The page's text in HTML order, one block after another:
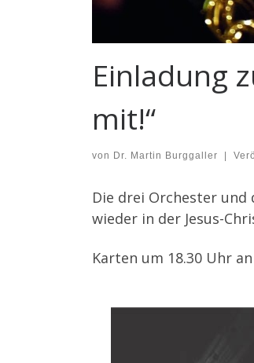
Einladung
mit!“
von Dr. Martin Burggaller
Die drei Orchester und
wieder in der Jesus-
Karten um 18.30 Uhr